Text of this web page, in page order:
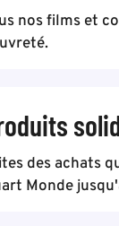
nos films et
des achats
Monde